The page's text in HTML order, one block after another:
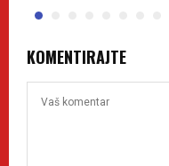
KOMENTIRAJTE